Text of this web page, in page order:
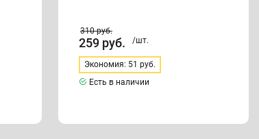
310руб.
259 руб. /шт.
Экономия: 51 руб.
Есть в наличии